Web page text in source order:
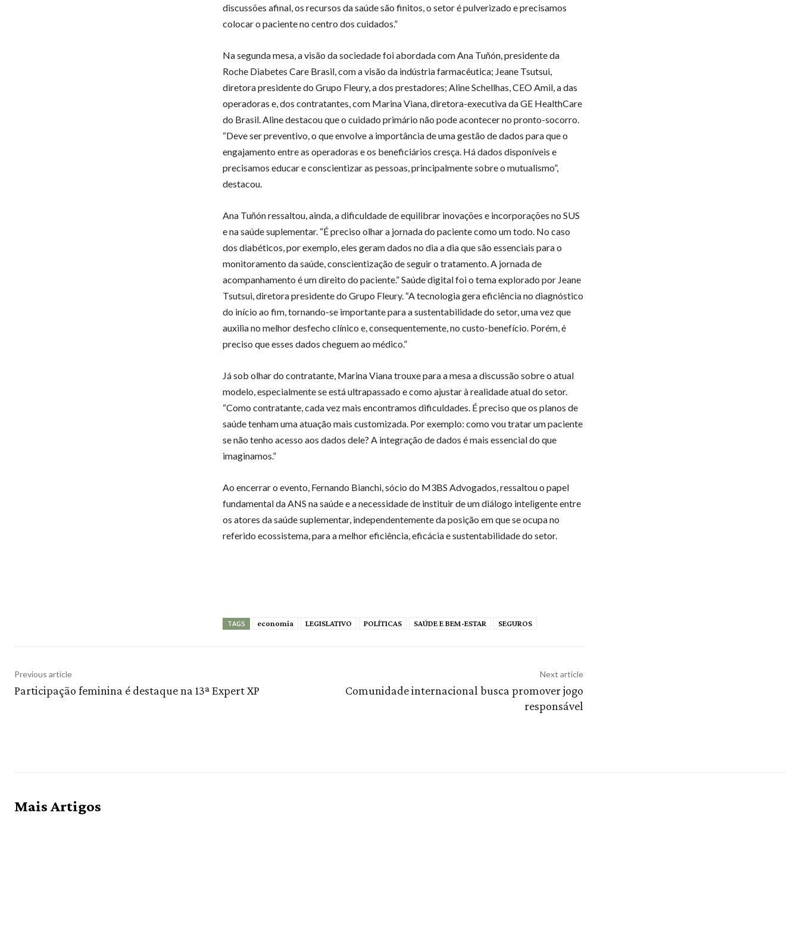
discussões afinal, os recursos da saúde são finitos, o setor é pulverizado e precisamos
colocar o paciente no centro dos cuidados.”
Na segunda mesa, a visão da sociedade foi abordada com Ana Tuñón, presidente da
Roche Diabetes Care Brasil, com a visão da indústria farmacêutica; Jeane Tsutsui,
diretora presidente do Grupo Fleury, a dos prestadores; Aline Schellhas, CEO Amil, a das
operadoras e, dos contratantes, com Marina Viana, diretora-executiva da GE HealthCare
do Brasil. Aline destacou que o cuidado primário não pode acontecer no pronto-socorro.
“Deve ser preventivo, o que envolve a importância de uma gestão de dados para que o
engajamento entre as operadoras e os beneficiários cresça. Há dados disponíveis e
precisamos educar e conscientizar as pessoas, principalmente sobre o mutualismo”,
destacou.
Ana Tuñón ressaltou, ainda, a dificuldade de equilibrar inovações e incorporações no SUS
e na saúde suplementar. “É preciso olhar a jornada do paciente como um todo. No caso
dos diabéticos, por exemplo, eles geram dados no dia a dia que são essenciais para o
monitoramento da saúde, conscientização de seguir o tratamento. A jornada de
acompanhamento é um direito do paciente.” Saúde digital foi o tema explorado por Jeane
Tsutsui, diretora presidente do Grupo Fleury. “A tecnologia gera eficiência no diagnóstico
do início ao fim, tornando-se importante para a sustentabilidade do setor, uma vez que
auxilia no melhor desfecho clínico e, consequentemente, no custo-benefício. Porém, é
preciso que esses dados cheguem ao médico.”
Já sob olhar do contratante, Marina Viana trouxe para a mesa a discussão sobre o atual
modelo, especialmente se está ultrapassado e como ajustar à realidade atual do setor.
“Como contratante, cada vez mais encontramos dificuldades. É preciso que os planos de
saúde tenham uma atuação mais customizada. Por exemplo: como vou tratar um paciente
se não tenho acesso aos dados dele? A integração de dados é mais essencial do que
imaginamos.”
Ao encerrar o evento, Fernando Bianchi, sócio do M3BS Advogados, ressaltou o papel
fundamental da ANS na saúde e a necessidade de instituir de um diálogo inteligente entre
os atores da saúde suplementar, independentemente da posição em que se ocupa no
referido ecossistema, para a melhor eficiência, eficácia e sustentabilidade do setor.
TAGS economia LEGISLATIVO POLÍTICAS SAÚDE E BEM-ESTAR SEGUROS
Previous article
Participação feminina é destaque na 13ª Expert XP
Next article
Comunidade internacional busca promover jogo
responsável
Mais Artigos